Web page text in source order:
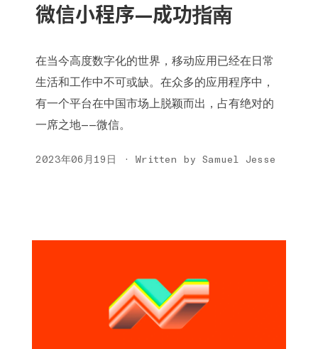
微信小程序—成功指南
在当今高度数字化的世界，移动应用已经在日常
生活和工作中不可或缺。在众多的应用程序中，
有一个平台在中国市场上脱颖而出，占有绝对的
一席之地——微信。
2023年06月19日 · Written by Samuel Jesse